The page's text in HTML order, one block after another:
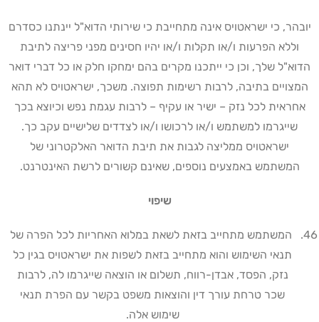
יובהר, כי ישראטויס אינה מתחייבת כי שירותי הדוא"ל יינתנו כסדרם
וללא הפרעות ו/או תקלות ו/או יהיו חסינים מפני פריצה לתיבת
הדוא"ל שלך, וכן כי ייתכנו מקרים בהם ימחקו חלק או כל דברי דואר
המצויים בתיבה, לרבות רשימות תפוצה. משכך, ישראטויס לא תהא
אחראית לכל נזק – ישיר או עקיף – לרבות עגמת נפש וכיוצא בכך
שייגרמו למשתמש ו/או לרכושו ו/או לצדדים שלישיים עקב כך.
ישראטויס ממליצה לגבות את תיבת הדואר האלקטרוני של
המשתמש באמצעים נוספים, שאינם קשורים לרשת האינטרנט.
שיפוי
המשתמש מתחייב בזאת לשאת במלוא האחריות לכל הפרה של
תנאי השימוש והוא מתחייב בזאת לשפות את ישראטויס בגין כל
נזק, הפסד, אבדן-רווח, תשלום או הוצאה שייגרמו לה, לרבות
שכר טרחת עורך דין והוצאות משפט בקשר עם הפרת תנאי
שימוש אלה.